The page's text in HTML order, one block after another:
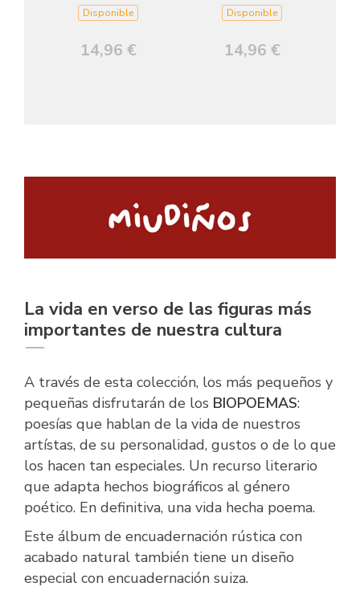
Disponible
14,96 €
Disponible
14,96 €
La vida en verso de las figuras más
importantes de nuestra cultura
A través de esta colección, los más pequeños y
pequeñas disfrutarán de los BIOPOEMAS:
poesías que hablan de la vida de nuestros
artístas, de su personalidad, gustos o de lo que
los hacen tan especiales. Un recurso literario
que adapta hechos biográficos al género
poético. En definitiva, una vida hecha poema.
Este álbum de encuadernación rústica con
acabado natural también tiene un diseño
especial con encuadernación suiza.